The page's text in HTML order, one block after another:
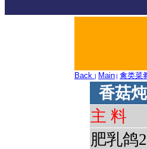
Back | Main| 禽类菜
香菇
主 料
肥乳鸽